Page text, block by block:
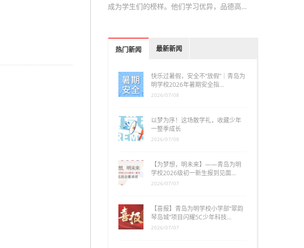
成为学生们的榜样。他们学习优异，品德高…
热门新闻 最新新闻
快乐过暑假，安全不“放假”｜青岛为
明学校2026年暑期安全指…
2026/07/08
以梦为序！这场散学礼，收藏少年
一整季成长
2026/07/08
【为梦想，明未来】——青岛为明
学校2026级初一新生报到见面…
2026/07/07
【喜报】青岛为明学校小学部“翠韵
琴岛城”项目闪耀5C少年科技…
2026/07/07